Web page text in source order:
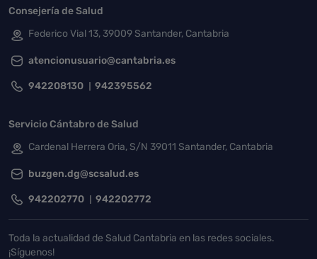
Consejería de Salud
Federico Vial 13, 39009 Santander, Cantabria
atencionusuario@cantabria.es
942208130 942395562
Servicio Cántabro de Salud
Cardenal Herrera Oria, S/N 39011 Santander, Cantabria
buzgen.dg@scsalud.es
942202770 942202772
Toda la actualidad de Salud Cantabria en las redes sociales.
¡Síguenos!